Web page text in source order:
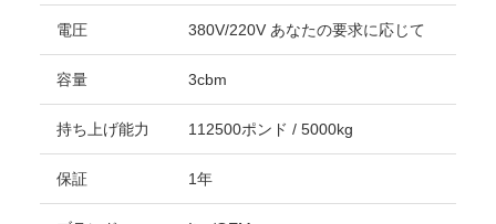
電圧 380V/220V あなたの要求に応じて
容量 3cbm
持ち上げ能力 112500ポンド / 5000kg
保証 1年